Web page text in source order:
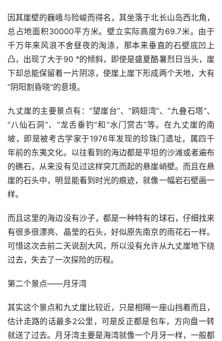
因其崖壁的巍峨与险峻而得名，其坐落于北长山岛西北角，
总占地面积30000平方米。壁立实际高度为69.7米。由于
千万年来风浪不舍昼夜的淘涤，那本来垂直的石壁底凹上
凸，出现了大于90 °的倾斜，即使是盛夏酷暑烈日当头，崖
下却总能保留着一片阴凉，使崖上崖下形成两个天地，大有
“阴阳割昏晓”的意境。
九丈崖的主要景点有：“望崖台”、“鸥翅湾”、“九叠石塔”、
“八仙石洞”、“龙舌垂钓”和“水门赏古”等。在九丈崖的南
坡，即是被考古学家于1976年发现的珍珠门遗址，属四千
年前的东夷文化。以往看到的海边都是平坦的沙滩或者遍布
的礁石，从来没有见过这样突兀而起的悬崖峭壁。而且在悬
崖的石头中，明显能看到时光的痕迹，就像一幅岩石壁画一
样。
而且这里的海边没有沙子，都是一种特有的球石，仔细找来
有很多很漂亮、晶莹的石头，好似原先南京的雨花石一样。
可惜这次去前二天说刮大风，所以没有允许从九丈崖地下绕
过去，失去了一次探险的历程。
第二个景点——月牙湾
其实这个景点和九丈崖比较近，只是相隔一座山挡着而且，
估计走路的话最多2公里，可是反正都是包车，方向盘一转
就送了过去。月牙湾主要是海湾就像一个月牙一样，一般都